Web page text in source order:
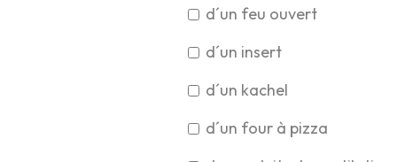
d´un feu ouvert
d´un insert
d´un kachel
d´un four à pizza